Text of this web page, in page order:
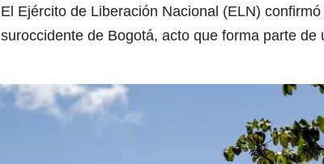
El Ejército de Liberación Nacional (ELN)
suroccidente de Bogotá, acto que forma parte